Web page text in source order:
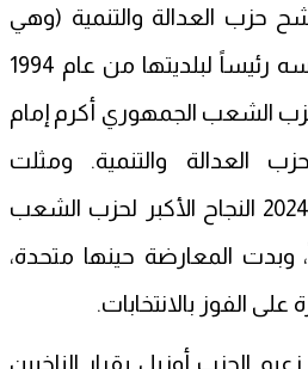
حزب العدالة والتنمية (وهي
المدينة التي كان هو نفسه رئيساً لبلديتها من عام 1994
حزب الشعب الجمهوري أكرم إمام
العدالة والتنمية. ومثلت
الانتخابات المحلية لعام 2024 النجاح الأكبر لحزب الشعب
منذ 21 عاماً، وبدت المعارضة حينها متحدة،
الفوز بالانتخابات.